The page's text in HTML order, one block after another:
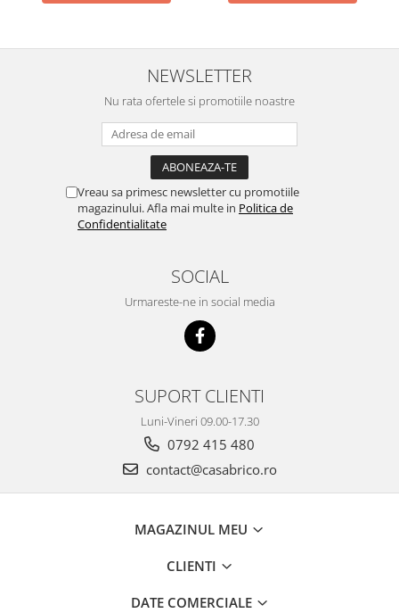
Transpaleti hidraulici
Masini de carotat
Carote diamantate
Masini de canelat
Echipamente pentru taiere
Masini de taiat caramida si BCA
Masini de taiat lemn (circular)
Masini de tencuit, gletuit, zugravit
Accesorii utilaje constructii
Accesorii compresoare
NEWSLETTER
Nu rata ofertele si promotiile noastre
Vreau sa primesc newsletter cu promotiile
magazinului. Afla mai multe in Politica de
Confidentialitate
SOCIAL
Urmareste-ne in social media
SUPORT CLIENTI
Luni-Vineri 09.00-17.30
0792 415 480
contact@casabrico.ro
MAGAZINUL MEU
CLIENTI
DATE COMERCIALE